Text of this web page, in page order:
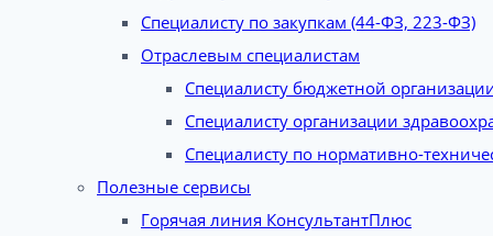
Специалисту по закупкам (44-ФЗ, 223-ФЗ)
Отраслевым специалистам
Специалисту бюджетной
Специалисту организации
Специалисту по нормативно-
Полезные сервисы
Горячая линия КонсультантПлюс